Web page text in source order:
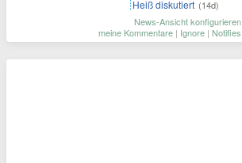
Heiß diskutiert (14d)
News-Ansicht konfigurieren
meine Kommentare | Ignore | Notifies